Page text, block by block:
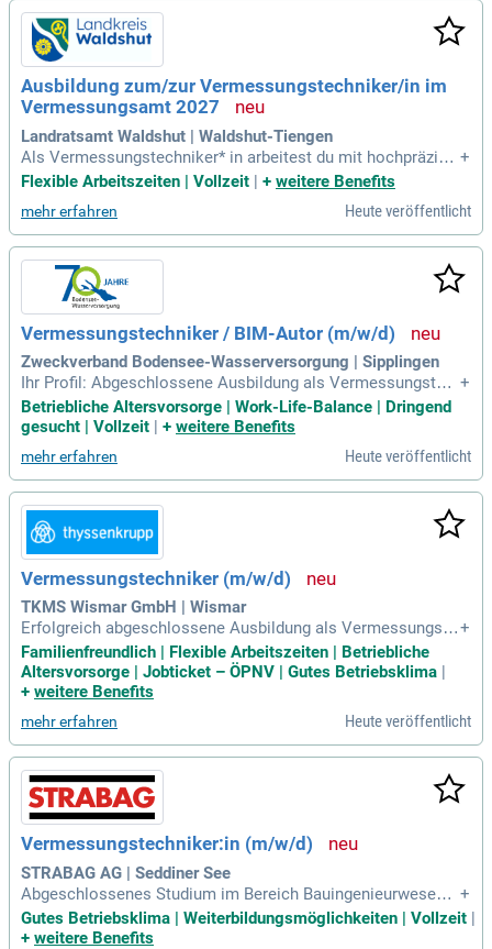
Ausbildung zum/zur Vermessungstechniker/in im
Vermessungsamt 2027
Landratsamt Waldshut | Waldshut-Tiengen
Als Vermessungstechniker* in arbeitest du mit hochpräzise
n Messgeräten und moderner Software, um Grundstücke, Ge
vermessen. Dabei bist du sowohl draußen in der Natur als a
uch im Büro tätig.
+
Flexible Arbeitszeiten | Vollzeit | + weitere Benefits
mehr erfahren Heute veröffentlicht
Vermessungstechniker / BIM-Autor (m/w/d)
Zweckverband Bodensee-Wasserversorgung | Sipplingen
Ihr Profil: Abgeschlossene Ausbildung als Vermessungstec
hniker / Geomatiker (m/w/d) oder vergleichbare Qualifikatio
n; Sie arbeiten gerne im Team und überzeugen durch überdur
chschnittliches Engagement, Kommunikationsstärke sowie
sicheres Auftreten; Sicherer
+
Betriebliche Altersvorsorge | Work-Life-Balance | Dringend
gesucht | Vollzeit | + weitere Benefits
mehr erfahren Heute veröffentlicht
Vermessungstechniker (m/w/d)
TKMS Wismar GmbH | Wismar
Erfolgreich abgeschlossene Ausbildung als Vermessungste
chniker:in oder in einer vergleichbaren Fachrichtung beziehu
ngsweise mindestens fünf Jahre Erfahrung in der Vermessu
ng; Sicherer Umgang mit gängigen Vermessungssystemen
+
Familienfreundlich | Flexible Arbeitszeiten | Betriebliche
Altersvorsorge | Jobticket – ÖPNV | Gutes Betriebsklima
+ weitere Benefits
mehr erfahren Heute veröffentlicht
Vermessungstechniker:in (m/w/d)
STRABAG AG | Seddiner See
Abgeschlossenes Studium im Bereich Bauingenieurwesen/
Vermessungsingenieurwesen oder eine vergleichbare Ausbi
ldung zum:zur Vermessungstechniker:in; Kenntnisse in MS-
+
Gutes Betriebsklima | Weiterbildungsmöglichkeiten | Vollzeit |
+ weitere Benefits